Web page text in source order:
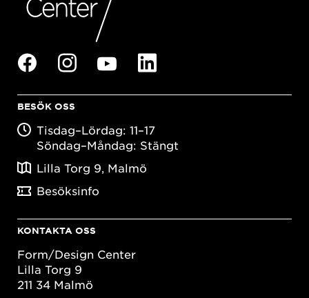
BESÖK OSS
Tisdag–Lördag: 11–17
Söndag–Måndag: Stängt
Lilla Torg 9, Malmö
Besöksinfo
KONTAKTA OSS
Form/Design Center
Lilla Torg 9
211 34 Malmö